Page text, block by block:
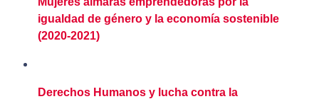
igualdad de género y la economía sostenible
(2020-2021)
Derechos Humanos y lucha contra la